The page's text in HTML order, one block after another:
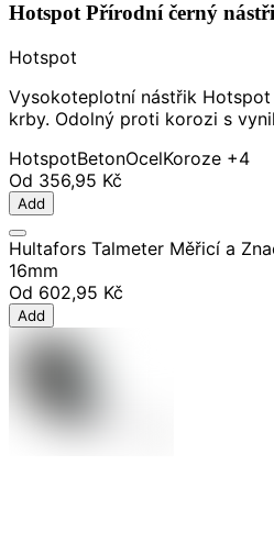
Hotspot Přírodní černý
Hotspot
Vysokoteplotní nástřik
krby. Odolný proti korozi s
HotspotBetonOcelKoroze +4
Od 356,95 Kč
Add
Hultafors Talmeter Měřicí a
16mm
Od 602,95 Kč
Add